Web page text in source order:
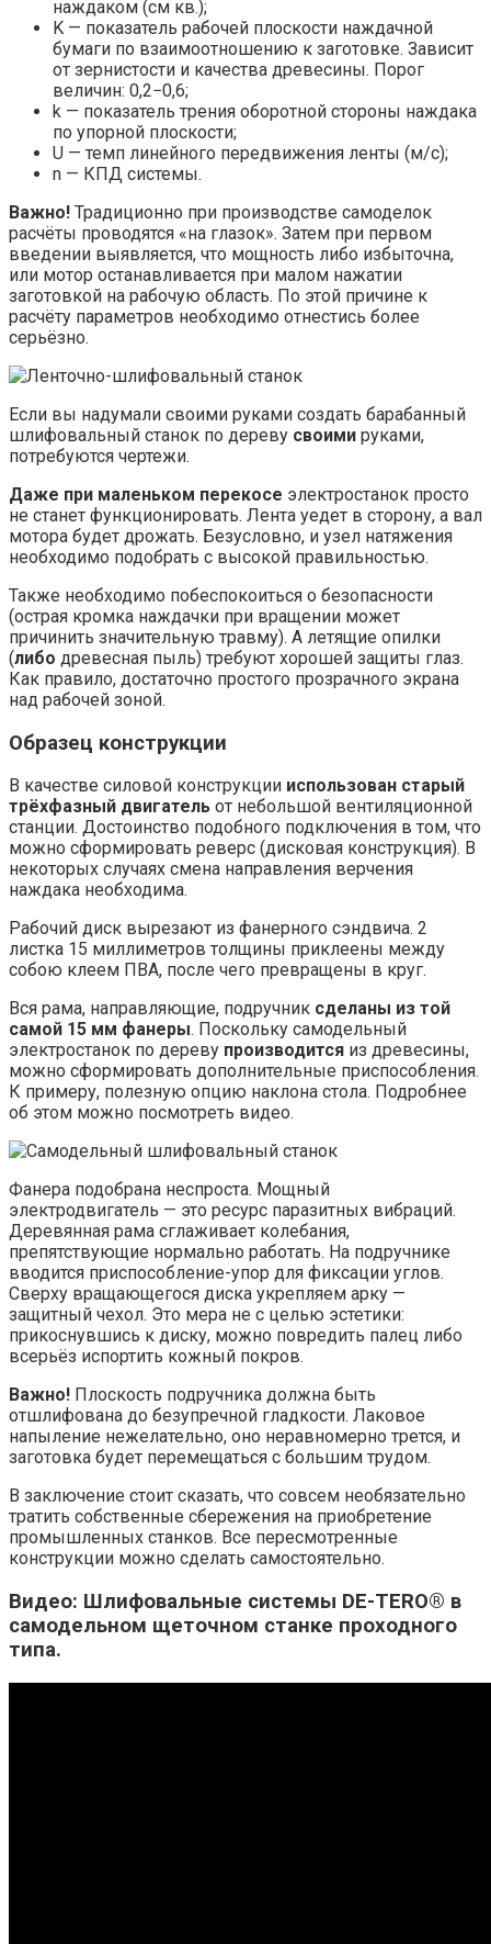
наждаком (см кв.);
K — показатель рабочей плоскости наждачной
бумаги по взаимоотношению к заготовке. Зависит
от зернистости и качества древесины. Порог
величин: 0,2−0,6;
k — показатель трения оборотной стороны наждака
по упорной плоскости;
U — темп линейного передвижения ленты (м/с);
n — КПД системы.
Важно! Традиционно при производстве самоделок
расчёты проводятся «на глазок». Затем при первом
введении выявляется, что мощность либо избыточна,
или мотор останавливается при малом нажатии
заготовкой на рабочую область. По этой причине к
расчёту параметров необходимо отнестись более
серьёзно.
Если вы надумали своими руками создать барабанный
шлифовальный станок по дереву своими руками,
потребуются чертежи.
Даже при маленьком перекосе электростанок просто
не станет функционировать. Лента уедет в сторону, а вал
мотора будет дрожать. Безусловно, и узел натяжения
необходимо подобрать с высокой правильностью.
Также необходимо побеспокоиться о безопасности
(острая кромка наждачки при вращении может
причинить значительную травму). А летящие опилки
(либо древесная пыль) требуют хорошей защиты глаз.
Как правило, достаточно простого прозрачного экрана
над рабочей зоной.
Образец конструкции
В качестве силовой конструкции использован старый
трёхфазный двигатель от небольшой вентиляционной
станции. Достоинство подобного подключения в том, что
можно сформировать реверс (дисковая конструкция). В
некоторых случаях смена направления верчения
наждака необходима.
Рабочий диск вырезают из фанерного сэндвича. 2
листка 15 миллиметров толщины приклеены между
собою клеем ПВА, после чего превращены в круг.
Вся рама, направляющие, подручник сделаны из той
самой 15 мм фанеры. Поскольку самодельный
электростанок по дереву производится из древесины,
можно сформировать дополнительные приспособления.
К примеру, полезную опцию наклона стола. Подробнее
об этом можно посмотреть видео.
Фанера подобрана неспроста. Мощный
электродвигатель — это ресурс паразитных вибраций.
Деревянная рама сглаживает колебания,
препятствующие нормально работать. На подручнике
вводится приспособление-упор для фиксации углов.
Сверху вращающегося диска укрепляем арку —
защитный чехол. Это мера не с целью эстетики:
прикоснувшись к диску, можно повредить палец либо
всерьёз испортить кожный покров.
Важно! Плоскость подручника должна быть
отшлифована до безупречной гладкости. Лаковое
напыление нежелательно, оно неравномерно трется, и
заготовка будет перемещаться с большим трудом.
В заключение стоит сказать, что совсем необязательно
тратить собственные сбережения на приобретение
промышленных станков. Все пересмотренные
конструкции можно сделать самостоятельно.
Видео: Шлифовальные системы DE-TERO® в
самодельном щеточном станке проходного
типа.